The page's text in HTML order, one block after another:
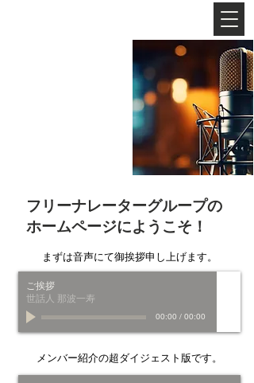
フリーナレーターグループの
ホームページにようこそ！
まずは音声にて御挨拶申し上げます。
ご挨拶
世話人 那波一寿
00:00 / 00:00
メンバー紹介の超ダイジェスト版です。